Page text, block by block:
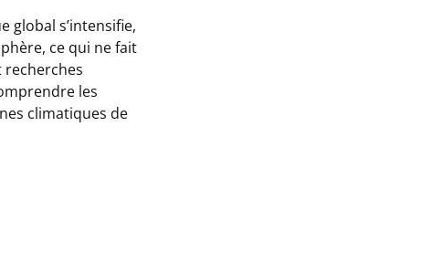
global s’intensifie,
ce qui ne fait
recherches
les
climatiques de